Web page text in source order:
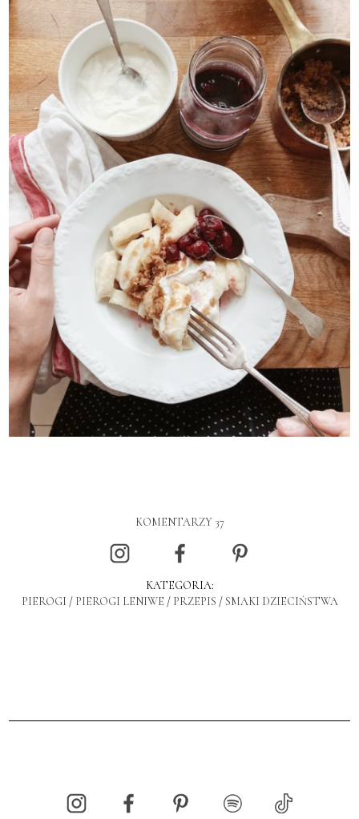
KOMENTARZY 37
KATEGORIA:
PIEROGI / PIEROGI LENIWE / PRZEPIS /SMAKI DZIECIŃSTWA